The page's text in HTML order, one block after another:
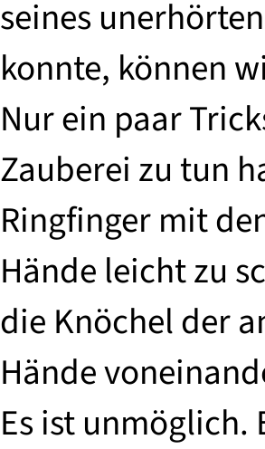
seines
konnte, können
Nur ein paar
Zauberei zu tun
Ringfinger mit
Hände leicht zu
die Knöchel der
Hände
Es ist unmöglich.